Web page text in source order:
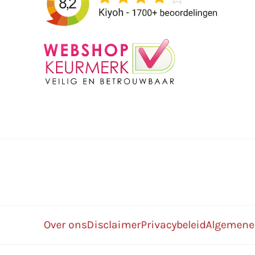
Over onsDisclaimerPrivacybeleid